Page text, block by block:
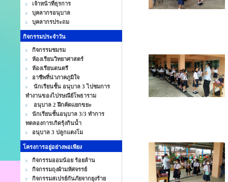
เจ้าหน้าที่ธุรการ
บุคลากรอนุบาล
บุคลากรประถม
กิจกรรมประจำวัน
กิจกรรมชมรม
ห้องเรียนวิทยาศาสตร์
ห้องเรียนดนตรี
อาชีพที่น่าภาคภูมิใจ
นักเรียนชั้น อนุบาล 3 ไปชมการ
ทำงานของไปรษณีย์โพธาราม
อนุบาล 2 ฝึกคัดแยกขยะ
นักเรียนชั้นอนุบาล 3/3 ทำการ
ทดลองการเกิดรุ้งกินน้ำ
อนุบาล 3 ปลูกแตงโม
โครงการอยู่อย่างพอเพียง
กิจกรรมออมน้อย ร้อยล้าน
กิจกรรมถุงผ้ามหัศจรรย์
กิจกรรมสเปรย์กันภัยจากยุงร้าย